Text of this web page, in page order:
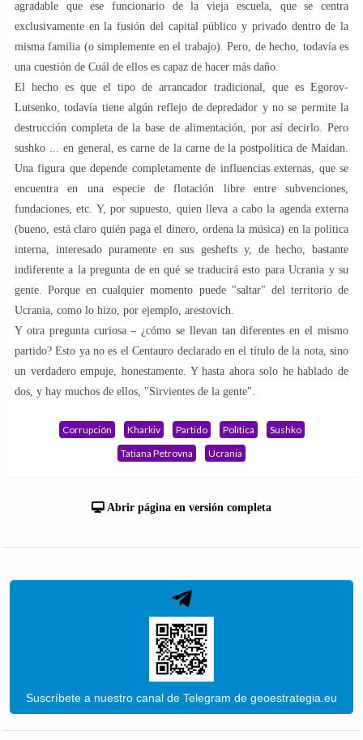
agradable que ese funcionario de la vieja escuela, que se centra
exclusivamente en la fusión del capital público y privado dentro de la
misma familia (o simplemente en el trabajo). Pero, de hecho, todavía es
una cuestión de Cuál de ellos es capaz de hacer más daño.
El hecho es que el tipo de arrancador tradicional, que es Egorov-
Lutsenko, todavía tiene algún reflejo de depredador y no se permite la
destrucción completa de la base de alimentación, por así decirlo. Pero
sushko ... en general, es carne de la carne de la postpolítica de Maidan.
Una figura que depende completamente de influencias externas, que se
encuentra en una especie de flotación libre entre subvenciones,
fundaciones, etc. Y, por supuesto, quien lleva a cabo la agenda externa
(bueno, está claro quién paga el dinero, ordena la música) en la política
interna, interesado puramente en sus geshefts y, de hecho, bastante
indiferente a la pregunta de en qué se traducirá esto para Ucrania y su
gente. Porque en cualquier momento puede "saltar" del territorio de
Ucrania, como lo hizo, por ejemplo, arestovich.
Y otra pregunta curiosa – ¿cómo se llevan tan diferentes en el mismo
partido? Esto ya no es el Centauro declarado en el título de la nota, sino
un verdadero empuje, honestamente. Y hasta ahora solo he hablado de
dos, y hay muchos de ellos, "Sirvientes de la gente".
Corrupción Kharkiv Partido Política
Sushko
Tatiana Petrovna
Ucrania
Abrir página en versión completa
Suscríbete a nuestro canal de Telegram de geoestrategia.eu